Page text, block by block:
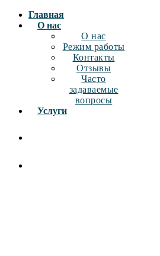
Главная
О нас
О нас
Режим работы
Контакты
Отзывы
Часто
задаваемые
вопросы
Услуги